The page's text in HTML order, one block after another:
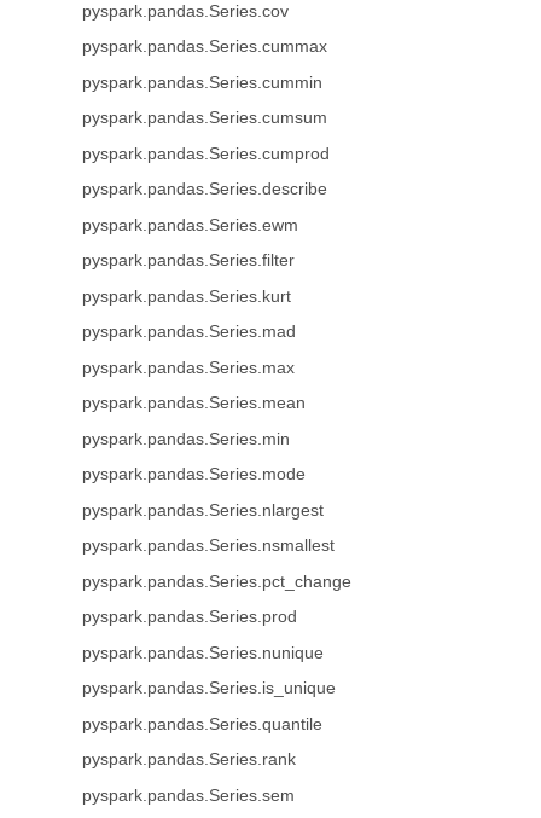
pyspark.pandas.Series.cov
pyspark.pandas.Series.cummax
pyspark.pandas.Series.cummin
pyspark.pandas.Series.cumsum
pyspark.pandas.Series.cumprod
pyspark.pandas.Series.describe
pyspark.pandas.Series.ewm
pyspark.pandas.Series.filter
pyspark.pandas.Series.kurt
pyspark.pandas.Series.mad
pyspark.pandas.Series.max
pyspark.pandas.Series.mean
pyspark.pandas.Series.min
pyspark.pandas.Series.mode
pyspark.pandas.Series.nlargest
pyspark.pandas.Series.nsmallest
pyspark.pandas.Series.pct_change
pyspark.pandas.Series.prod
pyspark.pandas.Series.nunique
pyspark.pandas.Series.is_unique
pyspark.pandas.Series.quantile
pyspark.pandas.Series.rank
pyspark.pandas.Series.sem